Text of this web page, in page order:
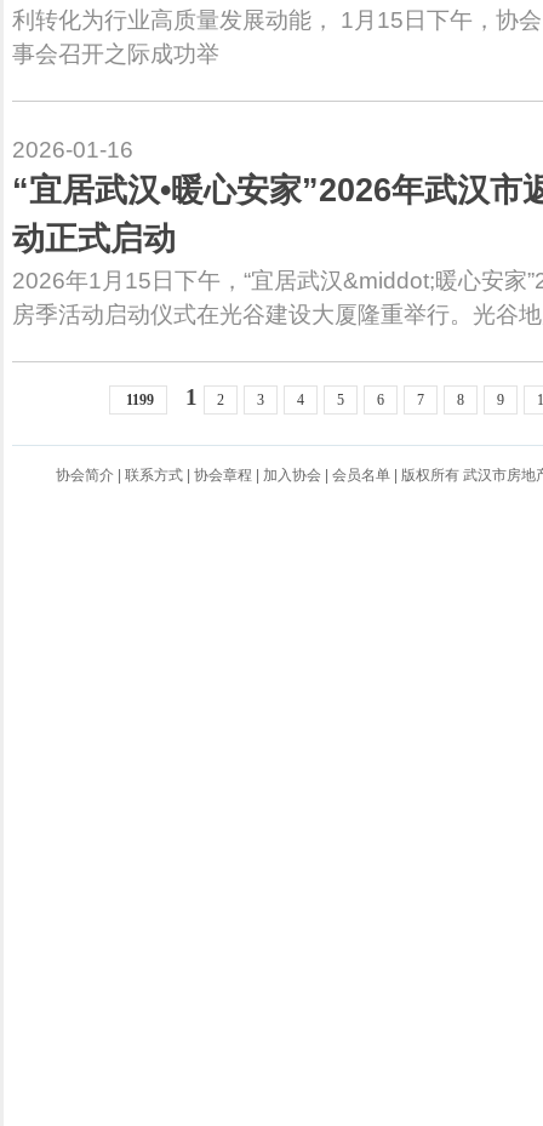
利转化为行业高质量发展动能， 1月15日下午，协
事会召开之际成功举
2026-01-16
“宜居武汉•暖心安家”2026年武汉市
动正式启动
2026年1月15日下午，“宜居武汉&middot;暖心安家
房季活动启动仪式在光谷建设大厦隆重举行。光谷
1199 1 2 3 4 5 6 7 8 9
协会简介| 联系方式| 协会章程 加入协会| 会员名单| 版权所有 武汉市房地